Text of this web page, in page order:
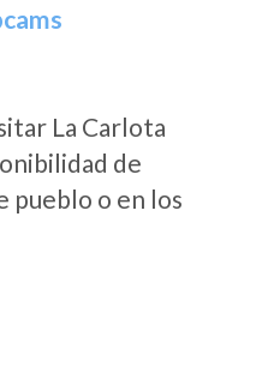
La Carlota
de
pueblo o en los